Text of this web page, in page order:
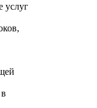
услуг